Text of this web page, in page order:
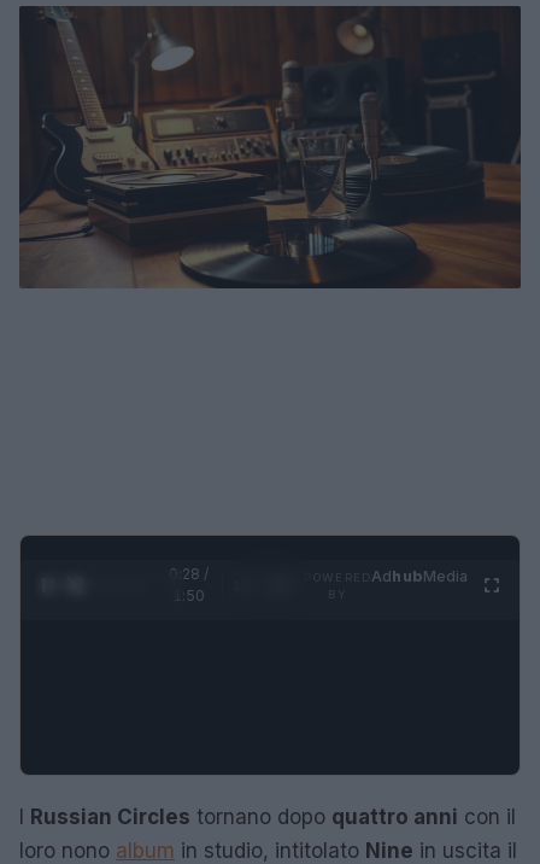
0:29 /
1:50
AdhubMedia
Russian Circles tornano dopo quattro anni con il
loro nono album in studio, intitolato Nine in uscita il